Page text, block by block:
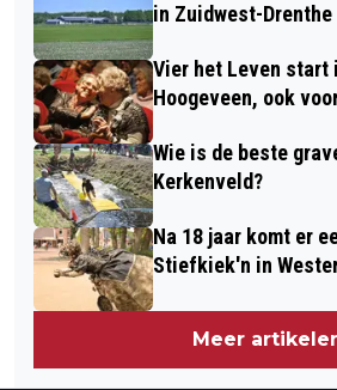
in Zuidwest-Drenthe
Vier het Leven start
Hoogeveen, ook
Wie is de beste
Kerkenveld?
Na 18 jaar komt er
Stiefkiek'n in
Meer